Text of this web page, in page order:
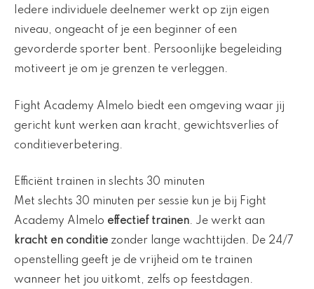
Iedere individuele deelnemer werkt op zijn eigen
niveau, ongeacht of je een beginner of een
gevorderde sporter bent. Persoonlijke begeleiding
motiveert je om je grenzen te verleggen.
Fight Academy Almelo biedt een omgeving waar jij
gericht kunt werken aan kracht, gewichtsverlies of
conditieverbetering.
Efficiënt trainen in slechts 30 minuten
Met slechts 30 minuten per sessie kun je bij Fight
Academy Almelo effectief trainen. Je werkt aan
kracht en conditie zonder lange wachttijden. De 24/7
openstelling geeft je de vrijheid om te trainen
wanneer het jou uitkomt, zelfs op feestdagen.